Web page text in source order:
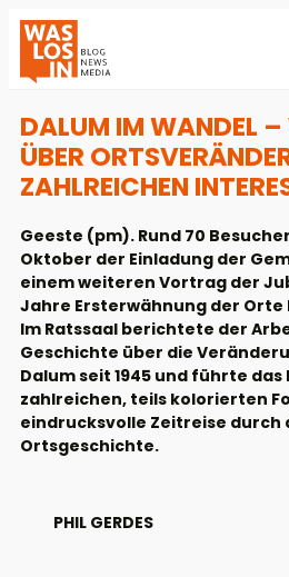
DALUM IM WANDEL
ÜBER
ZAHLREICHEN
Geeste (pm). Rund 70
Oktober der Einladung der
einem weiteren Vortrag der
Jahre Ersterwähnung der Orte
Im Ratssaal berichtete der
Geschichte über die
Dalum seit 1945 und führte das
zahlreichen, teils kolorierten
eindrucksvolle Zeitreise durch
Ortsgeschichte.
PHIL GERDES